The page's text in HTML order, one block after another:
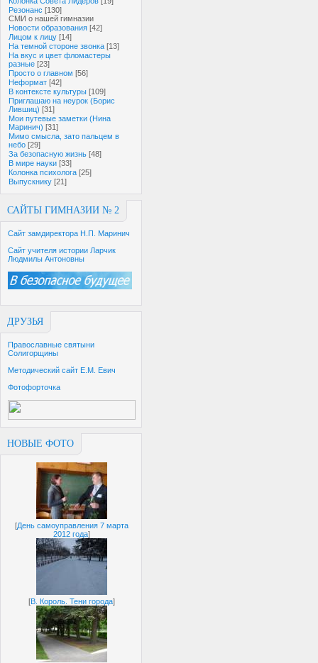
Резонанс [130]
СМИ о нашей гимназии
Новости образования [42]
Лицом к лицу [14]
На темной стороне звонка [13]
На вкус и цвет фломастеры
разные [23]
Просто о главном [56]
Неформат [42]
В контексте культуры [109]
Приглашаю на неурок (Борис
Лившиц) [31]
Мои путевые заметки (Нина
Маринич) [31]
Мимо смысла, зато пальцем в
небо [29]
За безопасную жизнь [48]
В мире науки [33]
Колонка психолога [25]
Выпускнику [21]
САЙТЫ ГИМНАЗИИ № 2
Сайт замдиректора Н.П. Маринич
Сайт учителя истории Ларчик
Людмилы Антоновны
ДРУЗЬЯ
Православные святыни
Солигорщины
Методический сайт Е.М. Евич
Фотофорточка
НОВЫЕ ФОТО
[День самоуправления 7 марта
2012 года]
[В. Король. Тени города]